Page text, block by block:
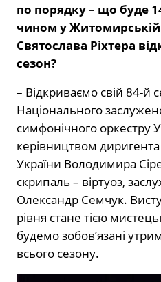
по порядку – що буде
чином у Житомирській
Святослава Ріхтера
сезон?
– Відкриваємо свій 84-й
Національного
симфонічного оркестру
керівництвом диригента
України Володимира
скрипаль – віртуоз,
Олександр Семчук.
рівня стане тією
будемо зобов’язані
всього сезону.